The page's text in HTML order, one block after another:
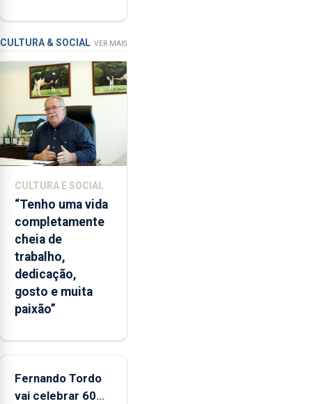
a
apanha
ilegal
lapas
2022
e
2026.
ilha
das
Flores
apresenta
um
“decréscimo
significativo”
da
entre
e
2025
novos
instrumentos
CULTURA & SOCIAL VER MAIS
CULTURA E SOCIAL
“Tenho uma vida
completamente
cheia de
trabalho,
dedicação,
gosto e muita
paixão”
Fernando Tordo
vai celebrar 60